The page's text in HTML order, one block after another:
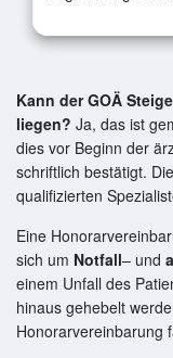
Kann der GOÄ
liegen? Ja, das ist
dies vor Beginn der
schriftlich bestätigt.
qualifizierten
Eine
sich um Notfall– und
einem Unfall des
hinaus gehebelt
Honorarvereinbarung